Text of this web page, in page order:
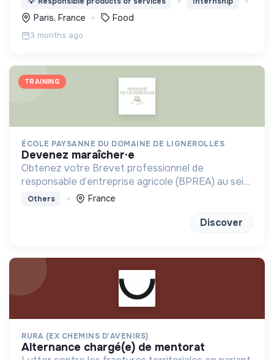
terroir et de l’environnement.
Paris, France Food
3 months ago
TRAINING
ÉCOLE PAYSANNE DU DOMAINE DE LIGNEROLLES
devenez maraîcher·e
Obtenez votre Brevet professionnel de
responsable d’entreprise agricole (BPREA) au sein
d'une ferme en maraîchage bio-intensive
Others France
Discover
RURA (EX CHEMINS D'AVENIRS)
alternance chargé(e) de mentorat